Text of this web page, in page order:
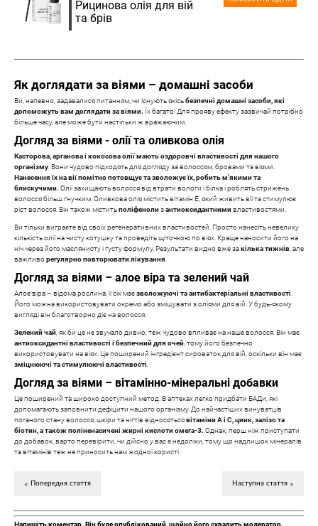
Рицинова олія для вій
та брів
Як доглядати за віями – домашні засоби
Ви, напевно, задавалися питанням, чи існують якісьбезпечні домашні засоби, які
допоможуть вам доглядати за віями. Їх багато! Для прояву ефекту зазвичай потрібно
більше часу, але може бути настільки ж вражаючим.
Догляд за віями - олії та оливкова олія
Касторова, арганова і кокосова олії мають оздоровчі властивості для нашого
організму . Вони чудово підходять для догляду за волоссям, бровами та віями.
Нанесення їх на вії помітно потовщує та зволожує їх, робить м'якими та
блискучими. Олії захищають волосся від втрати вологи і білка і роблять стрижень
волосся більш гнучким. Оливкова олія містить вітамін Е, який живить вії та стимулює
ріст волосся. Він також міститьполіфенолизантиоксидантнимивластивостями.
Ви тільки виграєте від своїх регенеративних властивостей. Просто нанесіть невелику
кількість олії на чисту котушку та проведіть щіточкою по віях. Краще наносити його на
ніч через його маслянисту і густу формулу. Результати видно вже закілька тижнів , але
важливорегулярно повторювати лікування
Догляд за віями – алое віра та зелений чай
Алое віра – відома рослина, її сік маєзволожуючі та антибактеріальні властивості
Його можна використовувати окремо або змішувати з оліями для вій. У будь-якому
вигляді він благотворно діє на волосся.
Зелений чай , як би це не звучало дивно, теж чудово впливає на наше волосся. Він має
антиоксидантні властивості і безпечний для очей , тому його безпечно
використовувати на віях. Це поширений інгредієнт сироваток для вій, оскільки він має
зміцнюючі та стимулюючі властивості
Догляд за віями – вітамінно-мінеральні добавки
Це поширений та широко доступний метод. В аптеках легко придбати БАДи, які
допомагають заповнити дефіцити нашого організму. До найчастіших винуватців
поганого стану волосся, шкіри та нігтів відносятьсявітаміни А і С, цинк, залізо та
біотин, а також поліненасичені жирні кислоти омега-3. Однак, перш ніж приступати
до добавок, варто перевірити, чи дійсно у вас є недоліки, тому що надлишок мінералів
та вітамінів теж не приносить нам жодної користі.
Попередня стаття Наступна стаття
Напишіть коментар. Він буде опублікований, щойно його схвалить модератор.